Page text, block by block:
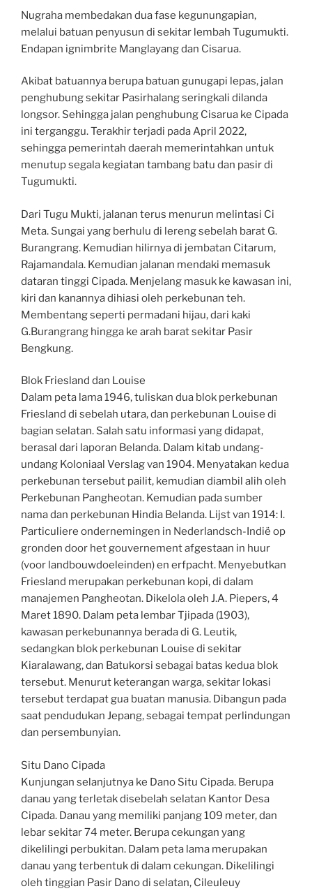
Nugraha membedakan dua fase kegunungapian,
melalui batuan penyusun di sekitar lembah Tugumukti.
Endapan ignimbrite Manglayang dan Cisarua.
Akibat batuannya berupa batuan gunugapi lepas, jalan
penghubung sekitar Pasirhalang seringkali dilanda
longsor. Sehingga jalan penghubung Cisarua ke Cipada
ini terganggu. Terakhir terjadi pada April 2022,
sehingga pemerintah daerah memerintahkan untuk
menutup segala kegiatan tambang batu dan pasir di
Tugumukti.
Dari Tugu Mukti, jalanan terus menurun melintasi Ci
Meta. Sungai yang berhulu di lereng sebelah barat G.
Burangrang. Kemudian hilirnya di jembatan Citarum,
Rajamandala. Kemudian jalanan mendaki memasuk
dataran tinggi Cipada. Menjelang masuk ke kawasan ini,
kiri dan kanannya dihiasi oleh perkebunan teh.
Membentang seperti permadani hijau, dari kaki
G.Burangrang hingga ke arah barat sekitar Pasir
Bengkung.
Blok Friesland dan Louise
Dalam peta lama 1946, tuliskan dua blok perkebunan
Friesland di sebelah utara, dan perkebunan Louise di
bagian selatan. Salah satu informasi yang didapat,
berasal dari laporan Belanda. Dalam kitab undang-
undang Koloniaal Verslag van 1904. Menyatakan kedua
perkebunan tersebut pailit, kemudian diambil alih oleh
Perkebunan Pangheotan. Kemudian pada sumber
nama dan perkebunan Hindia Belanda. Lijst van 1914: I.
Particuliere ondernemingen in Nederlandsch-Indië op
gronden door het gouvernement afgestaan in huur
(voor landbouwdoeleinden) en erfpacht. Menyebutkan
Friesland merupakan perkebunan kopi, di dalam
manajemen Pangheotan. Dikelola oleh J.A. Piepers, 4
Maret 1890. Dalam peta lembar Tjipada (1903),
kawasan perkebunannya berada di G. Leutik,
sedangkan blok perkebunan Louise di sekitar
Kiaralawang, dan Batukorsi sebagai batas kedua blok
tersebut. Menurut keterangan warga, sekitar lokasi
tersebut terdapat gua buatan manusia. Dibangun pada
saat pendudukan Jepang, sebagai tempat perlindungan
dan persembunyian.
Situ Dano Cipada
Kunjungan selanjutnya ke Dano Situ Cipada. Berupa
danau yang terletak disebelah selatan Kantor Desa
Cipada. Danau yang memiliki panjang 109 meter, dan
lebar sekitar 74 meter. Berupa cekungan yang
dikelilingi perbukitan. Dalam peta lama merupakan
danau yang terbentuk di dalam cekungan. Dikelilingi
oleh tinggian Pasir Dano di selatan, Cileuleuy